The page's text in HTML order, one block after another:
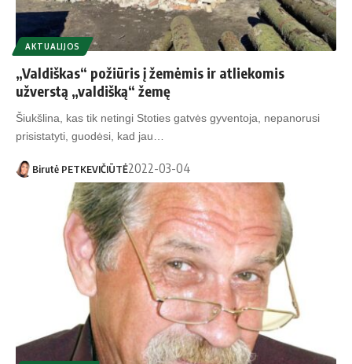
AKTUALIJOS
„Valdiškas“ požiūris į žemėmis ir atliekomis
užverstą „valdišką“ žemę
Šiukšlina, kas tik netingi Stoties gatvės gyventoja, nepanorusi
prisistatyti, guodėsi, kad jau…
Birutė PETKEVIČIŪTĖ2022-03-04